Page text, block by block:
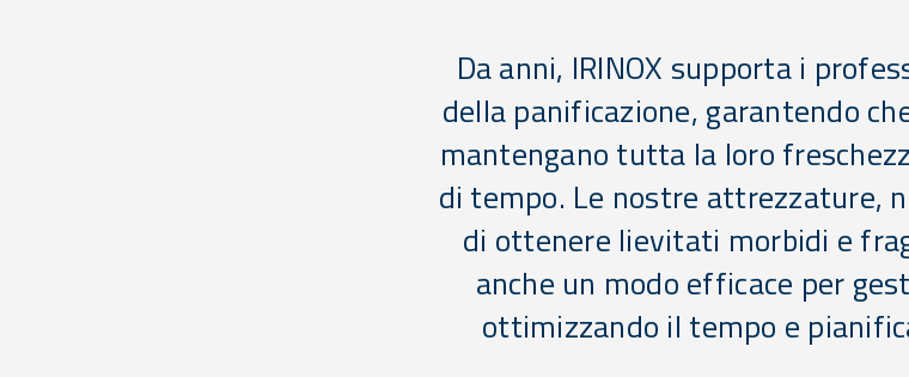
Da anni, IRINOX supporta i
della panificazione, garantendo
mantengano tutta la loro
di tempo. Le nostre attrezzature,
di ottenere lievitati morbidi e
anche un modo efficace per
ottimizzando il tempo e